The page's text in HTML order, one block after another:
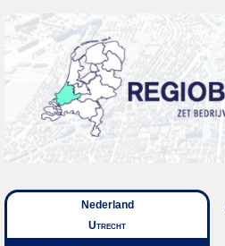
Nederland
Utrecht